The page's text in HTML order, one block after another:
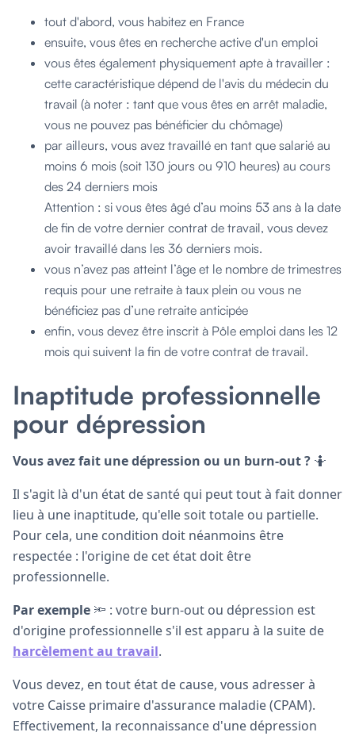
tout d'abord, vous habitez en France
ensuite, vous êtes en recherche active d'un emploi
vous êtes également physiquement apte à travailler :
cette caractéristique dépend de l'avis du médecin du
travail (à noter : tant que vous êtes en arrêt maladie,
vous ne pouvez pas bénéficier du chômage)
par ailleurs, vous avez travaillé en tant que salarié au
moins 6 mois (soit 130 jours ou 910 heures) au cours
des 24 derniers mois
Attention : si vous êtes âgé d’au moins 53 ans à la date
de fin de votre dernier contrat de travail, vous devez
avoir travaillé dans les 36 derniers mois.
vous n’avez pas atteint l’âge et le nombre de trimestres
requis pour une retraite à taux plein ou vous ne
bénéficiez pas d’une retraite anticipée
enfin, vous devez être inscrit à Pôle emploi dans les 12
mois qui suivent la fin de votre contrat de travail.
Inaptitude professionnelle
pour dépression
Vous avez fait une dépression ou un burn-out ? 🤷
Il s'agit là d'un état de santé qui peut tout à fait donner
lieu à une inaptitude, qu'elle soit totale ou partielle.
Pour cela, une condition doit néanmoins être
respectée : l'origine de cet état doit être
professionnelle.
Par exemple 🔦 : votre burn-out ou dépression est
d'origine professionnelle s'il est apparu à la suite de
harcèlement au travail.
Vous devez, en tout état de cause, vous adresser à
votre Caisse primaire d'assurance maladie (CPAM).
Effectivement, la reconnaissance d'une dépression